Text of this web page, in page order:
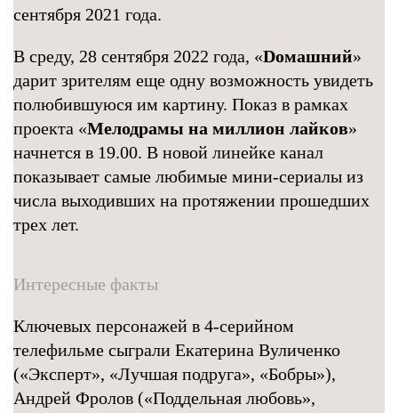
сентября 2021 года.
В среду, 28 сентября 2022 года, «Dомашний»
дарит зрителям еще одну возможность увидеть
полюбившуюся им картину. Показ в рамках
проекта «Мелодрамы на миллион лайков»
начнется в 19.00. В новой линейке канал
показывает самые любимые мини-сериалы из
числа выходивших на протяжении прошедших
трех лет.
Интересные факты
Ключевых персонажей в 4-серийном
телефильме сыграли Екатерина Вуличенко
(«Эксперт», «Лучшая подруга», «Бобры»),
Андрей Фролов («Поддельная любовь»,